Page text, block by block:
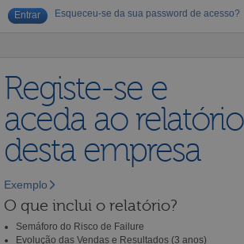
Esqueceu-se da sua password de acesso?
Registe-se e
aceda ao relatório
desta empresa
Exemplo
O que inclui o relatório?
Semáforo do Risco de Failure
Evolução das Vendas e Resultados (3 anos)